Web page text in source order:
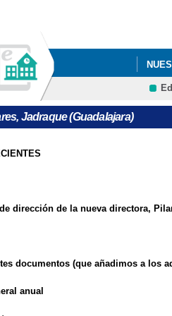
Jadraque (Guadalajara)
usted aquí
dirección de la nueva directora,
documentos (que añadimos a los
anual